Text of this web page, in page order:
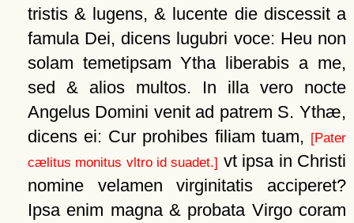
tristis & lugens, & lucente die discessit a
famula Dei, dicens lugubri voce: Heu non
solam temetipsam Ytha liberabis a me,
sed & alios multos. In illa vero nocte
Angelus Domini venit ad patrem S. Ythæ,
dicens ei: Cur prohibes filiam tuam, [Pater
cælitus monitus vltro id suadet.] vt ipsa in Christi
nomine velamen virginitatis acciperet?
Ipsa enim magna & probata Virgo coram